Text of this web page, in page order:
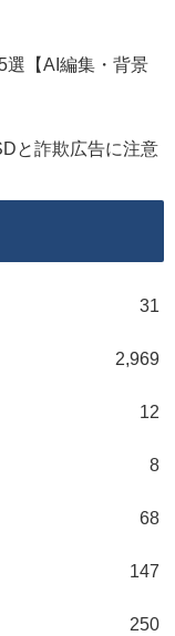
選【AI編集・背景
と詐欺広告に注意
31
2,969
12
8
68
147
250